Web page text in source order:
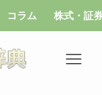
コラム 株式・証